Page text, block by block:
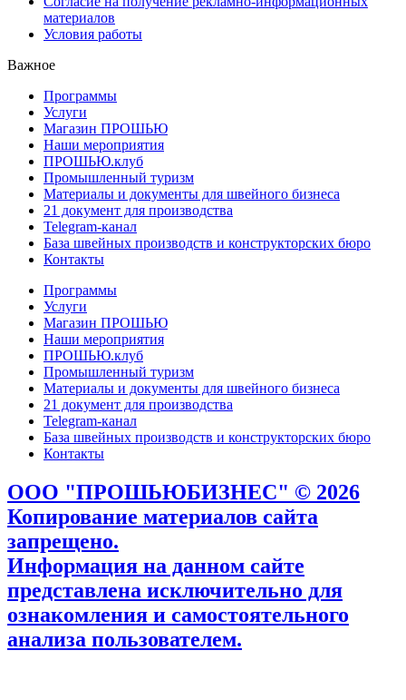
материалов
Условия работы
Важное
Программы
Услуги
Магазин ПРОШЬЮ
Наши мероприятия
ПРОШЬЮ.клуб
Промышленный туризм
Материалы и документы для швейного бизнеса
21 документ для производства
Telegram-канал
База швейных производств и конструкторских бюро
Контакты
Программы
Услуги
Магазин ПРОШЬЮ
Наши мероприятия
ПРОШЬЮ.клуб
Промышленный туризм
Материалы и документы для швейного бизнеса
21 документ для производства
Telegram-канал
База швейных производств и конструкторских бюро
Контакты
ООО "ПРОШЬЮБИЗНЕС" © 2026
Копирование материалов сайта
запрещено.
Информация на данном сайте
представлена исключительно для
ознакомления и самостоятельного
анализа пользователем.